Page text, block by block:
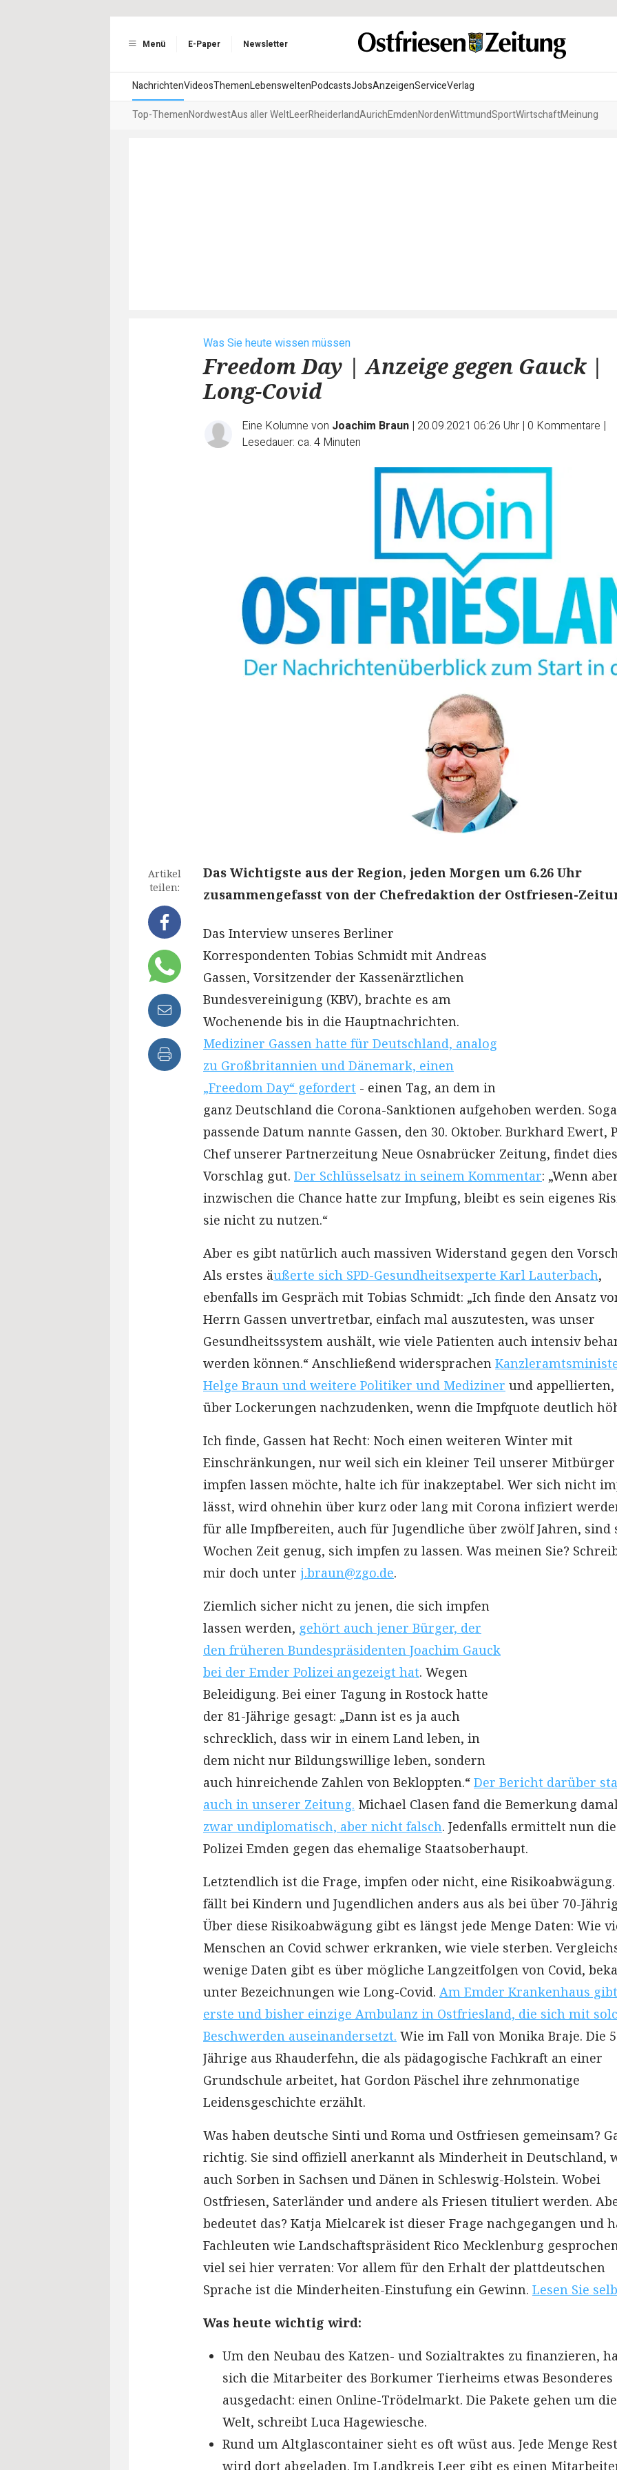
Menü E-Paper Newsletter
NachrichtenVideosThemenLebensweltenPodcastsJobsAnzeigenServiceVerlag
Top-ThemenNordwestAus aller WeltLeerRheiderlandAurichEmdenNordenWittmundSportWirtschaftMeinung
Was Sie heute wissen müssen
Freedom Day | Anzeige gegen Gauck |
Long-Covid
Eine Kolumne von Joachim Braun | 20.09.2021 06:26 Uhr | 0 Kommentare |
Lesedauer: ca. 4 Minuten
Artikel
teilen:
Das Wichtigste aus der Region, jeden Morgen um 6.26 Uhr
zusammengefasst von der Chefredaktion der Ostfriesen-
Das Interview unseres Berliner
Korrespondenten Tobias Schmidt mit Andreas
Gassen, Vorsitzender der Kassenärztlichen
Bundesvereinigung (KBV), brachte es am
Wochenende bis in die Hauptnachrichten.
Mediziner Gassen hatte für Deutschland, analog
zu Großbritannien und Dänemark, einen
„Freedom Day“ gefordert - einen Tag, an dem in
ganz Deutschland die Corona-Sanktionen aufgehoben werden.
passende Datum nannte Gassen, den 30. Oktober. Burkhard Ewert,
Chef unserer Partnerzeitung Neue Osnabrücker Zeitung, findet
Vorschlag gut. Der Schlüsselsatz in seinem Kommentar: „Wenn
inzwischen die Chance hatte zur Impfung, bleibt es sein eigenes
sie nicht zu nutzen.“
Aber es gibt natürlich auch massiven Widerstand gegen den
Als erstes äußerte sich SPD-Gesundheitsexperte Karl Lauterbach,
ebenfalls im Gespräch mit Tobias Schmidt: „Ich finde den Ansatz
Herrn Gassen unvertretbar, einfach mal auszutesten, was unser
Gesundheitssystem aushält, wie viele Patienten auch intensiv
werden können.“ Anschließend widersprachen
Helge Braun und weitere Politiker und Mediziner und
über Lockerungen nachzudenken, wenn die Impfquote deutlich
Ich finde, Gassen hat Recht: Noch einen weiteren Winter mit
Einschränkungen, nur weil sich ein kleiner Teil unserer
impfen lassen möchte, halte ich für inakzeptabel. Wer sich nicht
lässt, wird ohnehin über kurz oder lang mit Corona infiziert
für alle Impfbereiten, auch für Jugendliche über zwölf Jahren, sind
Wochen Zeit genug, sich impfen zu lassen. Was meinen Sie?
mir doch unter j.braun@zgo.de.
Ziemlich sicher nicht zu jenen, die sich impfen
lassen werden, gehört auch jener Bürger, der
den früheren Bundespräsidenten Joachim Gauck
bei der Emder Polizei angezeigt hat. Wegen
Beleidigung. Bei einer Tagung in Rostock hatte
der 81-Jährige gesagt: „Dann ist es ja auch
schrecklich, dass wir in einem Land leben, in
dem nicht nur Bildungswillige leben, sondern
auch hinreichende Zahlen von Bekloppten.“ Der Bericht darüber
auch in unserer Zeitung. Michael Clasen fand die Bemerkung
zwar undiplomatisch, aber nicht falsch. Jedenfalls ermittelt nun die
Polizei Emden gegen das ehemalige Staatsoberhaupt.
Letztendlich ist die Frage, impfen oder nicht, eine Risikoabwägung.
fällt bei Kindern und Jugendlichen anders aus als bei über 70-
Über diese Risikoabwägung gibt es längst jede Menge Daten: Wie
Menschen an Covid schwer erkranken, wie viele sterben.
wenige Daten gibt es über mögliche Langzeitfolgen von Covid,
unter Bezeichnungen wie Long-Covid. Am Emder Krankenhaus
erste und bisher einzige Ambulanz in Ostfriesland, die sich mit
Beschwerden auseinandersetzt. Wie im Fall von Monika Braje. Die
Jährige aus Rhauderfehn, die als pädagogische Fachkraft an einer
Grundschule arbeitet, hat Gordon Päschel ihre zehnmonatige
Leidensgeschichte erzählt.
Was haben deutsche Sinti und Roma und Ostfriesen gemeinsam?
richtig. Sie sind offiziell anerkannt als Minderheit in Deutschland,
auch Sorben in Sachsen und Dänen in Schleswig-Holstein. Wobei
Ostfriesen, Saterländer und andere als Friesen tituliert werden.
bedeutet das? Katja Mielcarek ist dieser Frage nachgegangen und
Fachleuten wie Landschaftspräsident Rico Mecklenburg
viel sei hier verraten: Vor allem für den Erhalt der plattdeutschen
Sprache ist die Minderheiten-Einstufung ein Gewinn. Lesen Sie
Was heute wichtig wird:
Um den Neubau des Katzen- und Sozialtraktes zu finanzieren,
sich die Mitarbeiter des Borkumer Tierheims etwas Besonderes
ausgedacht: einen Online-Trödelmarkt. Die Pakete gehen um
Welt, schreibt Luca Hagewiesche.
Rund um Altglascontainer sieht es oft wüst aus. Jede Menge
wird dort abgeladen. Im Landkreis Leer gibt es einen